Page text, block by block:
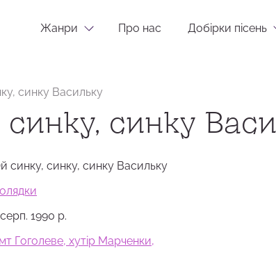
Жанри Про нас Добірки пісень
синку Васильку
синку
синку, синку, синку Васильку
1990 р.
Гоголеве, хутір Марченки,